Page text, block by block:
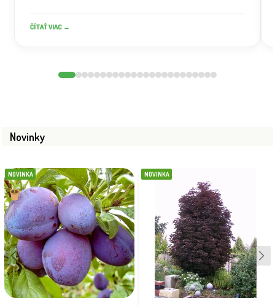
ČÍTAŤ VIAC →
Novinky
NOVINKA NOVINKA